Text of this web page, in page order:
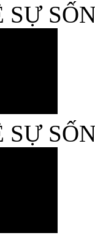
SỰ
SỰ